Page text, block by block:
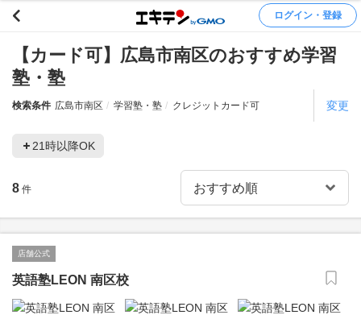
ログイン・登録
【カード可】広島市南区のおすすめ学習
塾・塾
検索条件 広島市南区 学習塾・塾 クレジットカード可 変更
21時以降OK
8 件
店舗公式
英語塾LEON 南区校